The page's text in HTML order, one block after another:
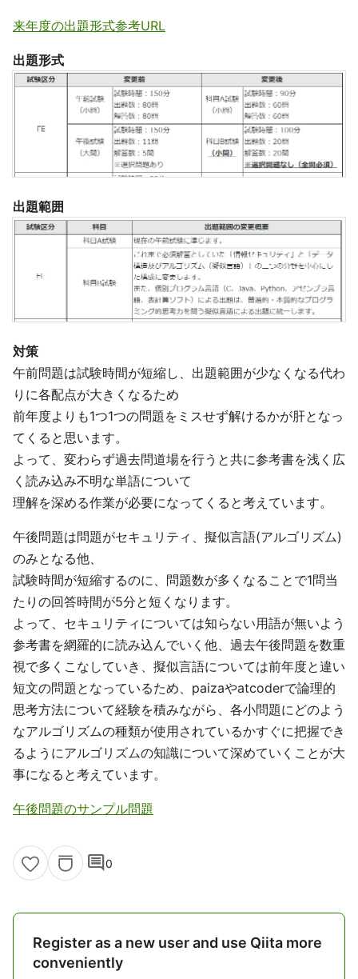
来年度の出題形式参考URL
出題形式
出題範囲
対策
午前問題は試験時間が短縮し、出題範囲が少なくなる代わ
りに各配点が大きくなるため
前年度よりも1つ1つの問題をミスせず解けるかが肝となっ
てくると思います。
よって、変わらず過去問道場を行うと共に参考書を浅く広
く読み込み不明な単語について
理解を深める作業が必要になってくると考えています。
午後問題は問題がセキュリティ、擬似言語(アルゴリズム)
のみとなる他、
試験時間が短縮するのに、問題数が多くなることで1問当
たりの回答時間が5分と短くなります。
よって、セキュリティについては知らない用語が無いよう
参考書を網羅的に読み込んでいく他、過去午後問題を数重
視で多くこなしていき、擬似言語については前年度と違い
短文の問題となっているため、paizaやatcoderで論理的
思考方法について経験を積みながら、各小問題にどのよう
なアルゴリズムの種類が使用されているかすぐに把握でき
るようにアルゴリズムの知識について深めていくことが大
事になると考えています。
午後問題のサンプル問題
comment0
Register as a new user and use Qiita more
conveniently